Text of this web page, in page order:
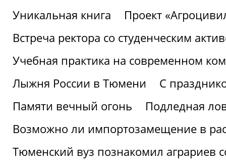
Уникальная книга
Проект
Встреча ректора со студенческим
Учебная практика на современном
Лыжня России в Тюмени
С
Памяти вечный огонь
Подледная
Возможно ли импортозамещение в
Тюменский вуз познакомил аграриев